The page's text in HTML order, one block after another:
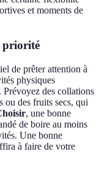
et moments de
priorité
de prêter attention à
physiques
Prévoyez des collations
ou des fruits secs, qui
, une bonne
de boire au moins
Une bonne
à faire de votre